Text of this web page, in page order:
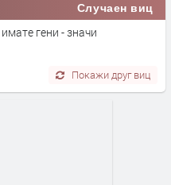
Случаен виц
гени - значи
Покажи друг виц